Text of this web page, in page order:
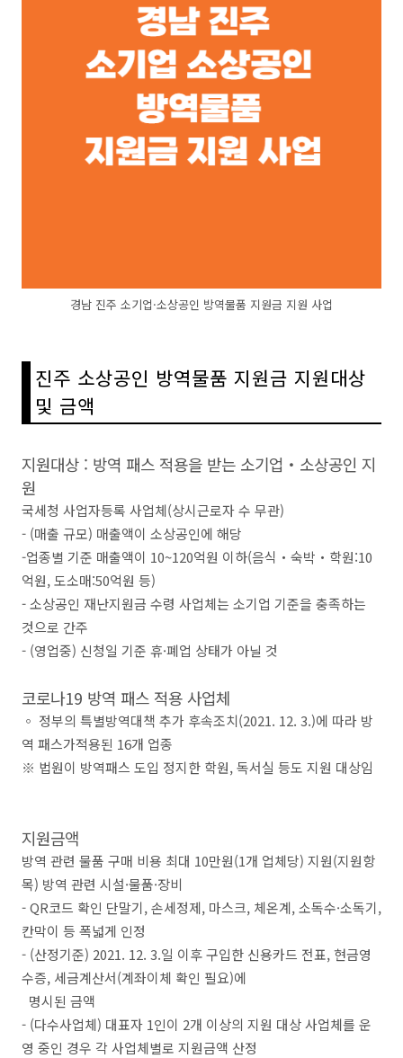
경남 진주 소기업·소상공인 방역물품 지원금 지원 사업
진주 소상공인 방역물품 지원금 지원대상
및 금액
지원대상 : 방역 패스 적용을 받는 소기업‧소상공인 지
원
국세청 사업자등록 사업체(상시근로자 수 무관)
- (매출 규모) 매출액이 소상공인에 해당
-업종별 기준 매출액이 10~120억원 이하(음식‧숙박‧학원:10
억원, 도소매:50억원 등)
-소상공인 재난지원금 수령 사업체는 소기업 기준을 충족하는
것으로 간주
- (영업중) 신청일 기준 휴·폐업 상태가 아닐 것
코로나19 방역 패스 적용 사업체
◦ 정부의 특별방역대책 추가 후속조치(2021. 12. 3.)에 따라 방
역 패스가적용된 16개 업종
※ 법원이 방역패스 도입 정지한 학원,독서실 등도 지원 대상임
지원금액
방역 관련 물품 구매 비용 최대 10만원(1개 업체당) 지원(지원항
목) 방역 관련 시설·물품·장비
- QR코드 확인 단말기,손세정제, 마스크, 체온계,소독수·소독기,
칸막이 등 폭넓게 인정
- (산정기준) 2021. 12. 3.일 이후 구입한 신용카드 전표,현금영
수증, 세금계산서(계좌이체 확인 필요)에
명시된 금액
- (다수사업체) 대표자 1인이 2개 이상의 지원 대상 사업체를 운
영 중인 경우 각 사업체별로 지원금액 산정